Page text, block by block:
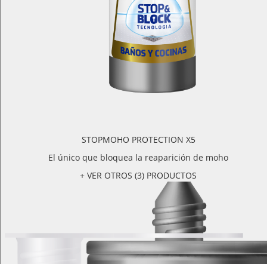
STOPMOHO PROTECTION X5
El único que bloquea la reaparición de moho
+ VER OTROS (3) PRODUCTOS